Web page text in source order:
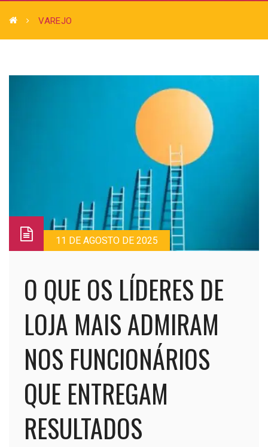
VAREJO
11 DE AGOSTO DE 2025
O QUE OS LÍDERES DE
LOJA MAIS ADMIRAM
NOS FUNCIONÁRIOS
QUE ENTREGAM
RESULTADOS